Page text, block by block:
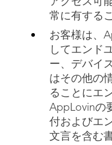
常に有する
お客様は、
してエンド
ー、デバイ
はその他の
ることにエ
AppLovinの
付およびエ
文言を含む